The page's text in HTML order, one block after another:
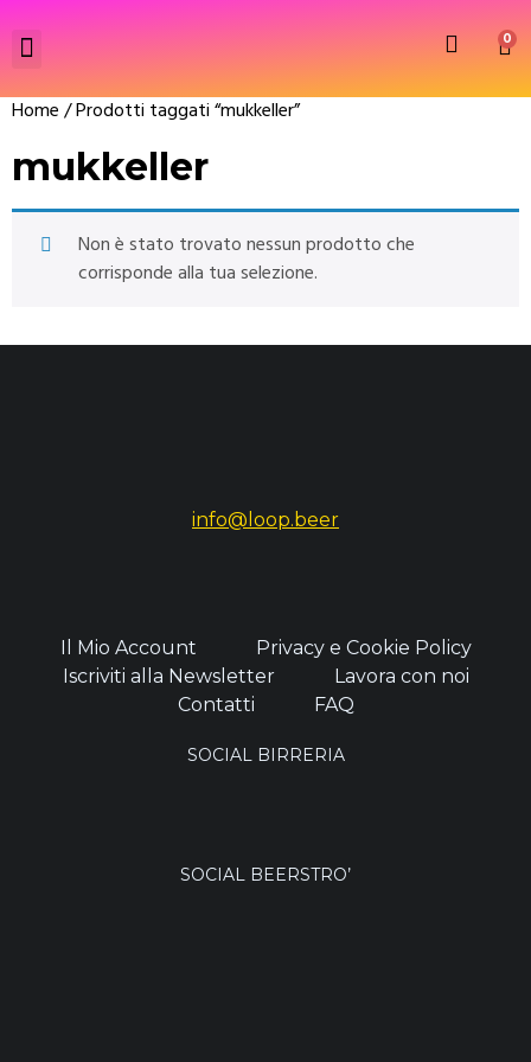
0
Home/ Prodotti taggati “mukkeller”
mukkeller
Non è stato trovato nessun prodotto che
corrisponde alla tua selezione.
info@loop.beer
Il Mio Account
Privacy e Cookie Policy
Iscriviti alla Newsletter
Lavora con noi
Contatti
FAQ
SOCIAL BIRRERIA
SOCIAL BEERSTRO’